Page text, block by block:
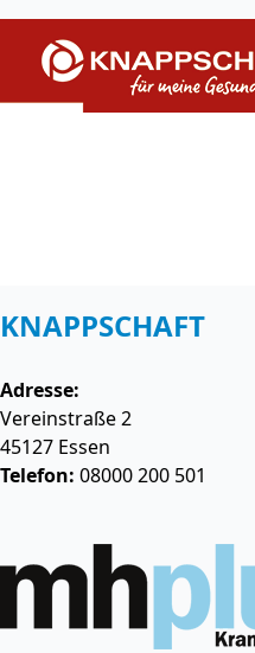
KNAPPSCHAFT
Adresse:
Vereinstraße 2
45127 Essen
Telefon: 08000 200 501